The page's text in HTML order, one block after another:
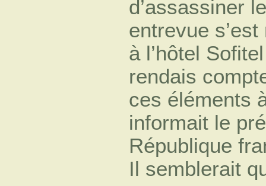
d’assassiner
entrevue
à l’hôtel
rendais
ces éléments
informait le
République
Il semblerait